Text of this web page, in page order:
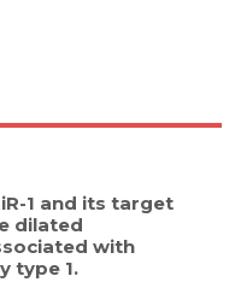
1 and its target
dilated
with
type 1.